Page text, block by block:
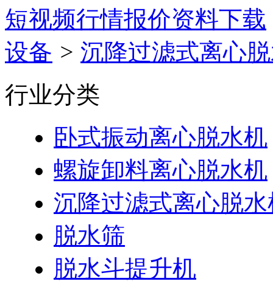
短视频行情报价资料下载
设备 > 沉降过滤式离心
行业分类
卧式振动离心脱水机
螺旋卸料离心脱水机
沉降过滤式离心脱水
脱水筛
脱水斗提升机